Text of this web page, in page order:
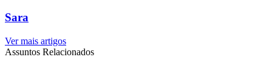
Sara
Ver mais artigos
Assuntos Relacionados